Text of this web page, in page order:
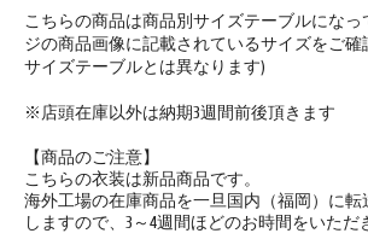
こちらの商品は商品別サイズテーブルになっ
ジの商品画像に記載されているサイズをご確
サイズテーブルとは異なります)
※店頭在庫以外は納期3週間前後頂きます
【商品のご注意】
こちらの衣装は新品商品です。
海外工場の在庫商品を一旦国内（福岡）に転
しますので、3～4週間ほどのお時間をいただ